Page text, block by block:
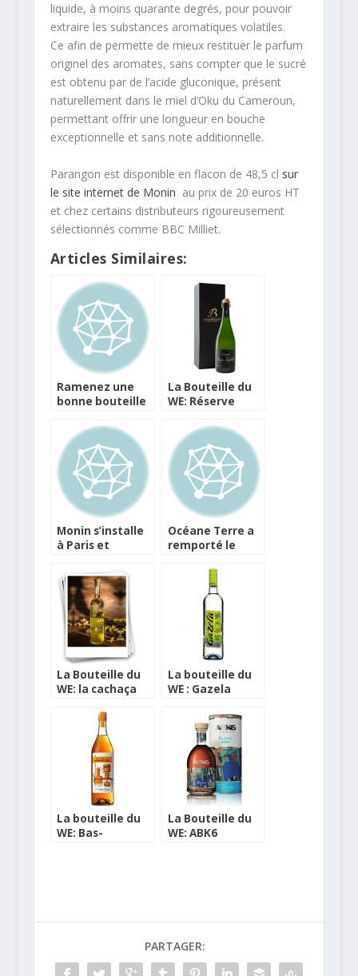
liquide, à moins quarante degrés, pour pouvoir
extraire les substances aromatiques volatiles.
Ce afin de permette de mieux restituer le parfum
originel des aromates, sans compter que le sucré
est obtenu par de l’acide gluconique, présent
naturellement dans le miel d’Oku du Cameroun,
permettant offrir une longueur en bouche
exceptionnelle et sans note additionnelle.
Parangon est disponible en flacon de 48,5 cl sur
le site internet de Monin au prix de 20 euros HT
et chez certains distributeurs rigoureusement
sélectionnés comme BBC Milliet.
Articles Similaires:
Ramenez une
bonne bouteille
sécurité dans
vos bagages
La Bouteille du
WE: Réserve
Domaine Louis
Brochet
Monin s’installe
à Paris et
nouvelles
recettes
Océane Terre a
remporté le
La Bouteille du
WE: la cachaça
La bouteille du
WE : Gazela
La bouteille du
WE: Bas-
La Bouteille du
WE: ABK6
PARTAGER: